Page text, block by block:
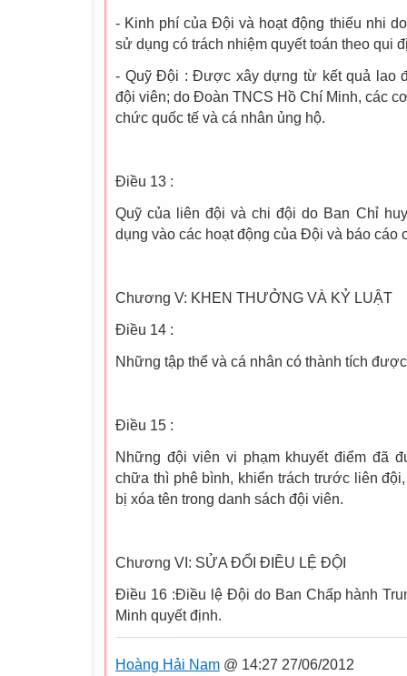
- Kinh phí của Đội và hoạt động thiếu nhi
sử dụng có trách nhiệm quyết toán theo qui
- Quỹ Đội : Được xây dựng từ kết quả lao
đội viên; do Đoàn TNCS Hồ Chí Minh, các
chức quốc tế và cá nhân ủng hộ.
Điều 13 :
Quỹ của liên đội và chi đội do Ban Chỉ
dụng vào các hoạt động của Đội và báo
Chương V: KHEN THƯỞNG VÀ KỶ LUẬT
Điều 14 :
Những tập thể và cá nhân có thành tích
Điều 15 :
Những đội viên vi phạm khuyết điểm đã
chữa thì phê bình, khiển trách trước liên
bị xóa tên trong danh sách đội viên.
Chương VI: SỬA ĐỔI ĐIỀU LỆ ĐỘI
Điều 16 :Điều lệ Đội do Ban Chấp hành
Minh quyết định.
Hoàng Hải Nam @ 14:27 27/06/2012